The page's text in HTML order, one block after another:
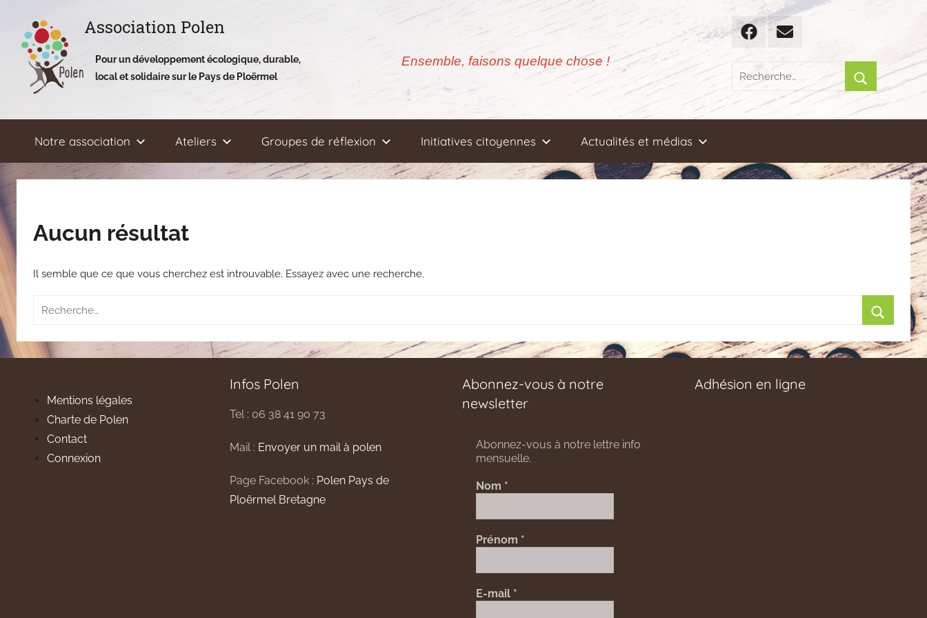
contenu
Association Polen
Pour un développement écologique, durable,
local et solidaire sur le Pays de Ploërmel
Ensemble, faisons quelque chose !
FacebookEmail
Recherche
pour
Rechercher
Notre association Ateliers Groupes de réflexion Initiatives citoyennes Actualités et médias
Aucun résultat
Il semble que ce que vous cherchez est introuvable. Essayez avec une recherche.
Recherche
:
Mentions légales
Charte de Polen
Contact
Connexion
Infos Polen
Tel : 06 38 41 90 73
Mail : Envoyer un mail à polen
Page Facebook : Polen Pays de
Ploërmel Bretagne
Abonnez-vous à notre
newsletter
Abonnez-vous à notre lettre info
mensuelle.
Nom *
Prénom *
E-mail *
Adhésion en ligne